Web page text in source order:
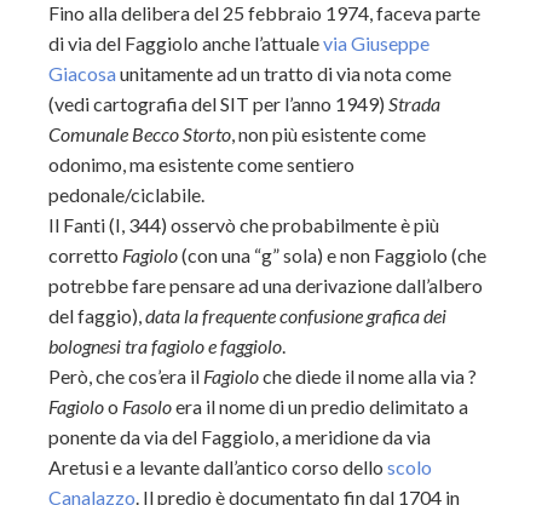
Fino alla delibera del 25 febbraio 1974, faceva parte
di via del Faggiolo anche l’attualevia Giuseppe
Giacosaunitamente ad un tratto di via nota come
(vedi cartografia del SIT per l’anno 1949) Strada
Comunale Becco Storto, non più esistente come
odonimo, ma esistente come sentiero
pedonale/ciclabile.
Il Fanti (I, 344) osservò che probabilmente è più
corretto Fagiolo(con una “g” sola) e non Faggiolo (che
potrebbe fare pensare ad una derivazione dall’albero
del faggio),data la frequente confusione grafica dei
bolognesi tra fagiolo e faggiolo.
Però, che cos’era il Fagioloche diede il nome alla via ?
Fagioloo Fasoloera il nome di un predio delimitato a
ponente da via del Faggiolo, a meridione da via
Aretusi e a levante dall’antico corso dello scolo
Canalazzo. Il predio è documentato fin dal 1704 in